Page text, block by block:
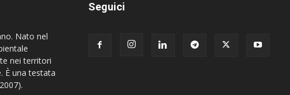
Nato nel
nei territori
È una testata
Seguici